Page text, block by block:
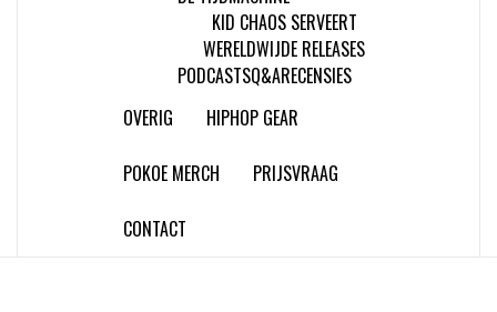
KID CHAOS SERVEERT
WERELDWIJDE RELEASES
PODCASTSQ&ARECENSIES
OVERIG
HIPHOP GEAR
POKOE MERCH PRIJSVRAAG
CONTACT